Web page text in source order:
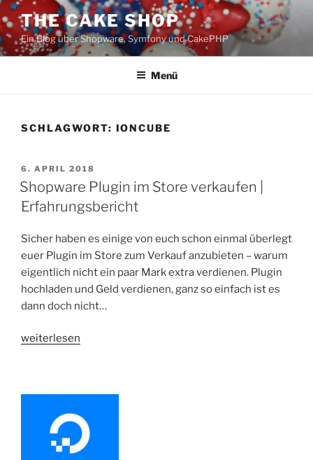
Zum
Inhalt
springen
THE CAKE SHOP
Ein Blog über Shopware, Symfony und CakePHP
Menü
SCHLAGWORT: IONCUBE
VERÖFFENTLICHT
AM
6. APRIL 2018
Shopware Plugin im Store verkaufen |
Erfahrungsbericht
Sicher haben es einige von euch schon einmal überlegt
euer Plugin im Store zum Verkauf anzubieten – warum
eigentlich nicht ein paar Mark extra verdienen. Plugin
hochladen und Geld verdienen, ganz so einfach ist es
dann doch nicht…
„Shopware
Erfahrungsbericht“
weiterlesen